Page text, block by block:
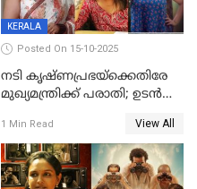
KERALA
Posted On 15-10-2025
നടി കൃഷ്ണപ്രഭയ്‌ക്കെതിരേ
മുഖ്യമന്ത്രിക്ക് പരാതി; ഉടൻ
പരാതിയിൽ
1 Min Read View All